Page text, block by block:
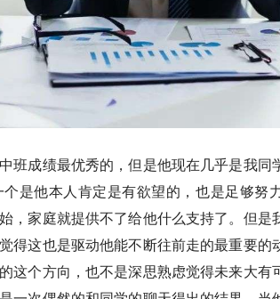
班成绩最优秀的，但是他现在几乎是我同
是他本人肯定是有欲望的，也是足够努
，家庭就提供不了给他什么支持了。但是
得这也是驱动他能不断往前走的最重要的
这个方向，也不是深思熟虑觉得未来大有